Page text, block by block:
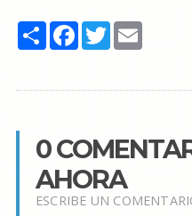
Share Facebook
TwitterEmail
0
AHORA
ESCRIBE UN